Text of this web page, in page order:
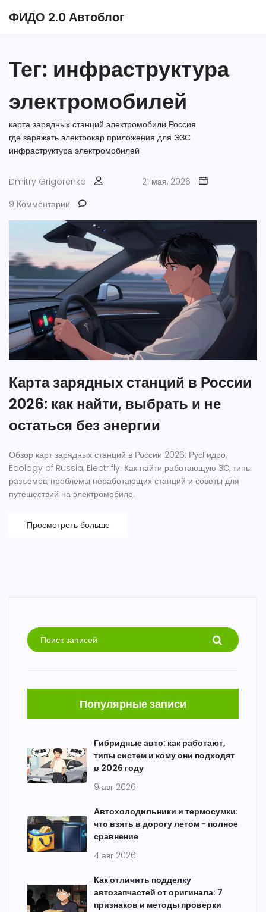
ФИДО 2.0 Автоблог
Тег: инфраструктура
электромобилей
карта зарядных станций электромобили Россия
где заряжать электрокар приложения для ЭЗС
инфраструктура электромобилей
Dmitry Grigorenko
21 мая, 2026
9 Комментарии
Карта зарядных станций в России
2026: как найти, выбрать и не
остаться без энергии
Обзор карт зарядных станций в России 2026: РусГидро,
Ecology of Russia, Electrifly. Как найти работающую ЗС, типы
разъемов, проблемы неработающих станций и советы для
путешествий на электромобиле.
Просмотреть больше
Популярные записи
Гибридные авто: как работают,
типы систем и кому они подходят
в 2026 году
9 авг 2026
Автохолодильники и термосумки:
что взять в дорогу летом - полное
сравнение
4 авг 2026
Как отличить подделку
автозапчастей от оригинала: 7
признаков и методы проверки